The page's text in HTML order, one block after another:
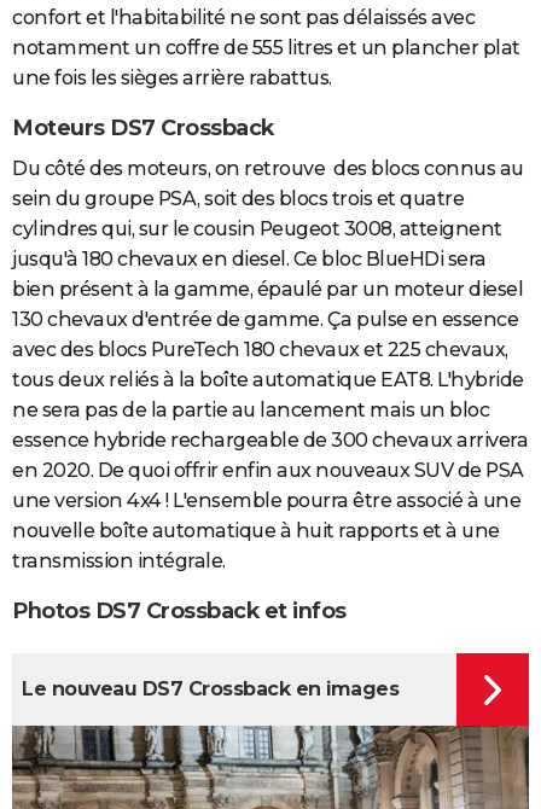
confort et l'habitabilité ne sont pas délaissés avec
notamment un coffre de 555 litres et un plancher plat
une fois les sièges arrière rabattus.
Moteurs DS7 Crossback
Du côté des moteurs, on retrouve des blocs connus au
sein du groupe PSA, soit des blocs trois et quatre
cylindres qui, sur le cousin Peugeot 3008, atteignent
jusqu'à 180 chevaux en diesel. Ce bloc BlueHDi sera
bien présent à la gamme, épaulé par un moteur diesel
130 chevaux d'entrée de gamme. Ça pulse en essence
avec des blocs PureTech 180 chevaux et 225 chevaux,
tous deux reliés à la boîte automatique EAT8. L'hybride
ne sera pas de la partie au lancement mais un bloc
essence hybride rechargeable de 300 chevaux arrivera
en 2020. De quoi offrir enfin aux nouveaux SUV de PSA
une version 4x4 ! L'ensemble pourra être associé à une
nouvelle boîte automatique à huit rapports et à une
transmission intégrale.
Photos DS7 Crossback et infos
Le nouveau DS7 Crossback en images